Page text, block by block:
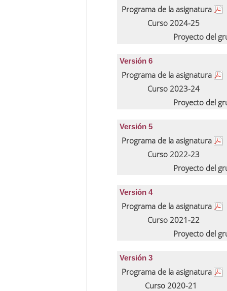
Programa de la asignatura
Curso 2024-25
Proyecto del
Versión 6
Programa de la asignatura
Curso 2023-24
Proyecto del
Versión 5
Programa de la asignatura
Curso 2022-23
Proyecto del
Versión 4
Programa de la asignatura
Curso 2021-22
Proyecto del
Versión 3
Programa de la asignatura
Curso 2020-21